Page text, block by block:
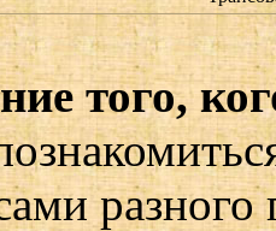
того,
разного